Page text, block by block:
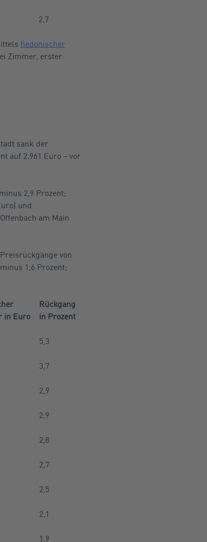
hedonischer
Zimmer, erster
2,7
sank der
auf 2.961 Euro – vor
2,9 Prozent;
und
am Main
von
1,6 Prozent;
in Euro
Rückgang
in Prozent
5,3
3,7
2,9
2,9
2,8
2,7
2,5
2,1
1,9